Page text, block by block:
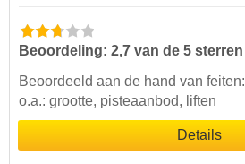
Beoordeling: 2,7 van de 5 sterren
Beoordeeld aan de hand van feiten:
o.a.: grootte, pisteaanbod, liften
Details